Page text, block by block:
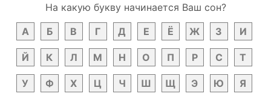
На какую букву начинается Ваш сон?
А
Б В Г Д Е Ё Ж З И
Й К Л М Н О П Р С Т
У Ф Х Ц Ч Ш Щ Э Ю Я